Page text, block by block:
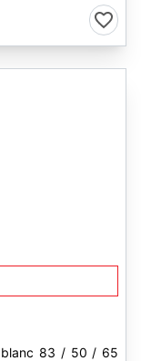
blanc 83 / 50 / 65